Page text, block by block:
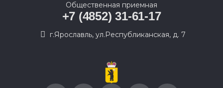
Общественная приемная
+7 (4852) 31-61-17
г.Ярославль, ул.Республиканская, д. 7